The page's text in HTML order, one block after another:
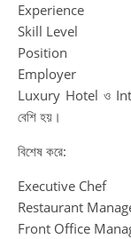
Experience
Skill Level
Position
Employer
Luxury Hotel ও
বেশি হয়।
বিশেষ করে:
Executive Chef
Restaurant
Front Office